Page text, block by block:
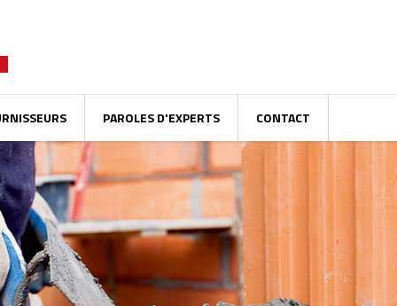
PAROLES D'EXPERTS CONTACT